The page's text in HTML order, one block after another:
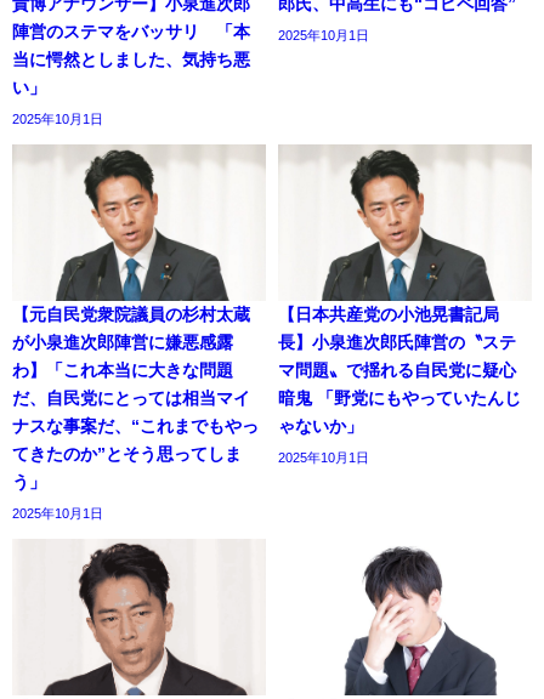
陣営のステマをバッサリ 「本
当に愕然としました、気持ち悪
い」
2025年10月1日
2025年10月1日
【元自民党衆院議員の杉村太蔵
が小泉進次郎陣営に嫌悪感露
わ】「これ本当に大きな問題
だ、自民党にとっては相当マイ
ナスな事案だ、“これまでもやっ
てきたのか”とそう思ってしま
う」
2025年10月1日
【日本共産党の小池晃書記局
長】小泉進次郎氏陣営の〝ステ
マ問題〟で揺れる自民党に疑心
暗鬼 「野党にもやっていたんじ
ゃないか」
2025年10月1日